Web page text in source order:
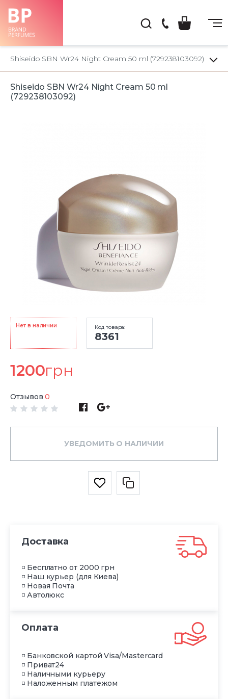
Shiseido SBN Wr24 Night Cream 50 ml (729238103092)
Shiseido SBN Wr24 Night Cream 50 ml
(729238103092)
Нет в наличии Код товара:
8361
1200грн
Отзывов 0
УВЕДОМИТЬ О НАЛИЧИИ
Доставка
◽ Бесплатно от 2000 грн
◽ Наш курьер (для Киева)
◽ Новая Почта
◽ Автолюкс
Оплата
◽ Банковской картой Visa/Mastercard
◽ Приват24
◽ Наличными курьеру
◽ Наложенным платежом